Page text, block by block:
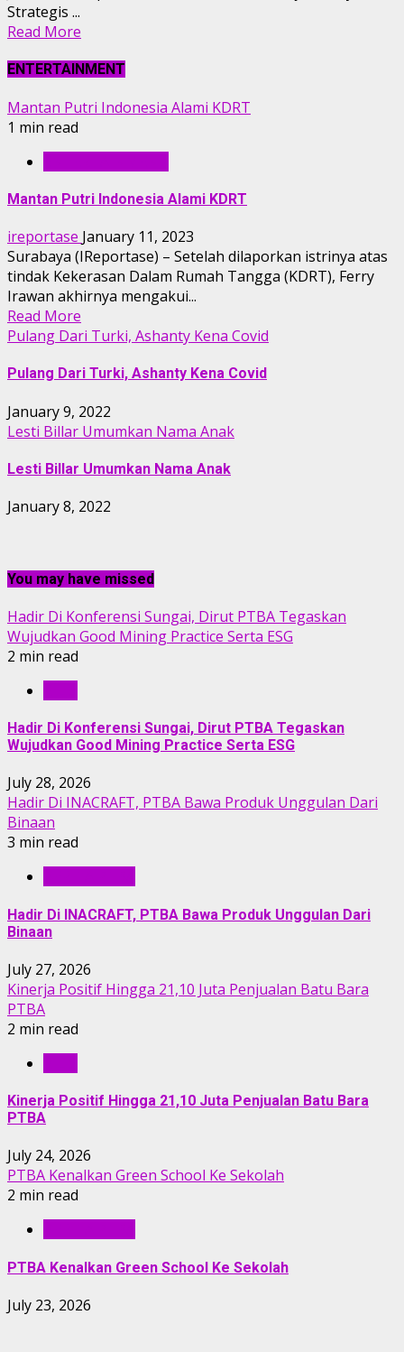
Strategis ...
Read More
ENTERTAINMENT
Mantan Putri Indonesia Alami KDRT
1 min read
Mantan Putri Indonesia Alami KDRT
ireportase January 11, 2023
Surabaya (IReportase) – Setelah dilaporkan istrinya atas
tindak Kekerasan Dalam Rumah Tangga (KDRT), Ferry
Irawan akhirnya mengakui...
Read More
Pulang Dari Turki, Ashanty Kena Covid
Pulang Dari Turki, Ashanty Kena Covid
January 9, 2022
Lesti Billar Umumkan Nama Anak
Lesti Billar Umumkan Nama Anak
January 8, 2022
You may have missed
Hadir Di Konferensi Sungai, Dirut PTBA Tegaskan
Wujudkan Good Mining Practice Serta ESG
2 min read
Hadir Di Konferensi Sungai, Dirut PTBA Tegaskan
Wujudkan Good Mining Practice Serta ESG
July 28, 2026
Hadir Di INACRAFT, PTBA Bawa Produk Unggulan Dari
Binaan
3 min read
Hadir Di INACRAFT, PTBA Bawa Produk Unggulan Dari
Binaan
July 27, 2026
Kinerja Positif Hingga 21,10 Juta Penjualan Batu Bara
PTBA
2 min read
Kinerja Positif Hingga 21,10 Juta Penjualan Batu Bara
PTBA
July 24, 2026
PTBA Kenalkan Green School Ke Sekolah
2 min read
PTBA Kenalkan Green School Ke Sekolah
July 23, 2026